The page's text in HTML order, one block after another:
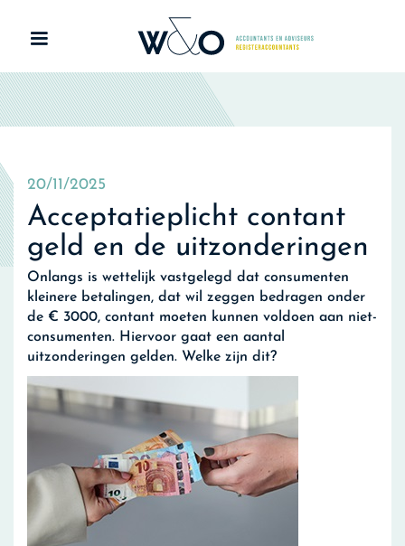
20/11/2025
Acceptatieplicht contant
geld en de uitzonderingen
Onlangs is wettelijk vastgelegd dat consumenten
kleinere betalingen, dat wil zeggen bedragen onder
de € 3000, contant moeten kunnen voldoen aan niet-
consumenten. Hiervoor gaat een aantal
uitzonderingen gelden. Welke zijn dit?